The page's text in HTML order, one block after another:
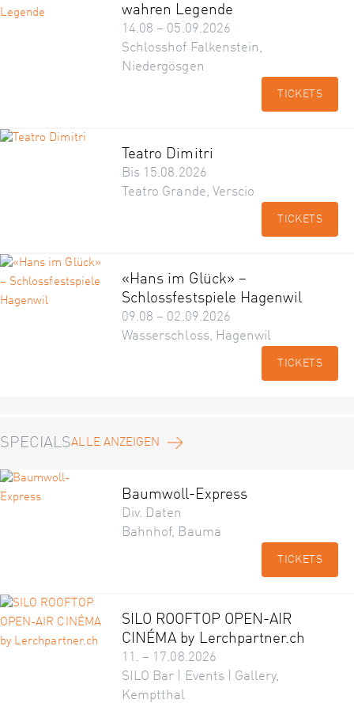
wahren Legende
14.08 – 05.09.2026
Schlosshof Falkenstein,
Niedergösgen
TICKETS
Teatro Dimitri
Bis 15.08.2026
Teatro Grande, Verscio
TICKETS
«Hans im Glück» –
Schlossfestspiele Hagenwil
09.08 – 02.09.2026
Wasserschloss, Hagenwil
TICKETS
SPECIALSALLE ANZEIGEN
Baumwoll-Express
Div. Daten
Bahnhof, Bauma
TICKETS
SILO ROOFTOP OPEN-AIR
CINÉMA by Lerchpartner.ch
11. – 17.08.2026
SILO Bar | Events | Gallery,
Kemptthal